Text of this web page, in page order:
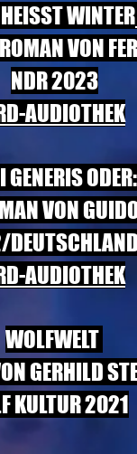
WINTER
VON
NDR 2023
AUDIOTHEK
VON
AUDIOTHEK
WOLFWELT
GERHILD
KULTUR 2021